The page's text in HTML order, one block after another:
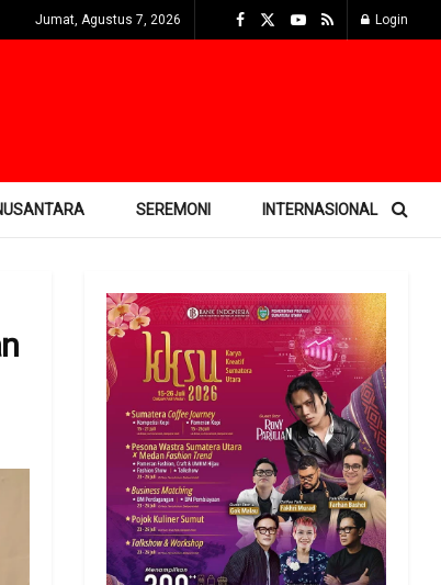
Jumat, Agustus 7, 2026 Login
SEREMONI INTERNASIONAL